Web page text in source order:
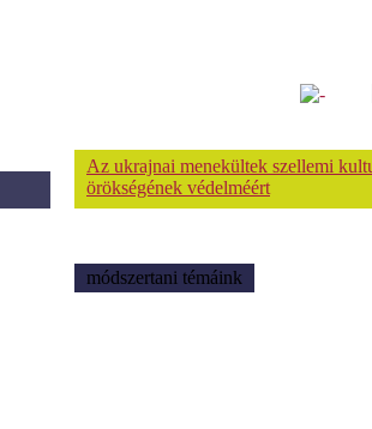
Az ukrajnai menekültek szellemi
örökségének védelméért
módszertani témáink